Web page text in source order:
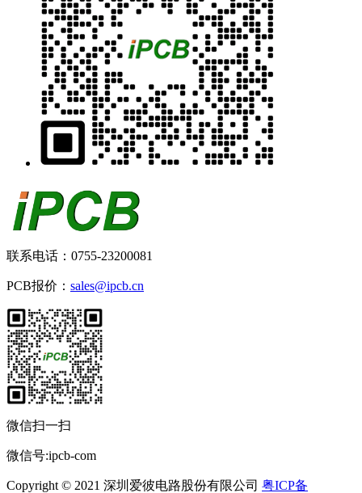
联系电话：0755-23200081
PCB报价： sales@ipcb.cn
微信扫一扫
微信号:ipcb-com
Copyright © 2021 深圳爱彼电路股份有限公司 粤ICP备